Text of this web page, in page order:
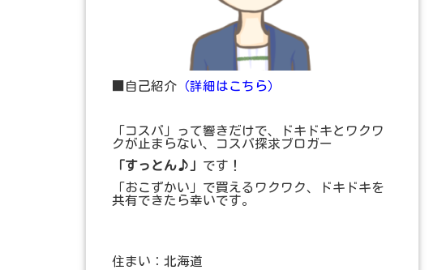
■自己紹介 （詳細はこちら）
「コスパ」って響きだけで、ドキドキとワクワ
クが止まらない、コスパ探求ブロガー
「すっとん♪」 です！
「おこずかい」で買えるワクワク、ドキドキを
共有できたら幸いです。
住まい：北海道